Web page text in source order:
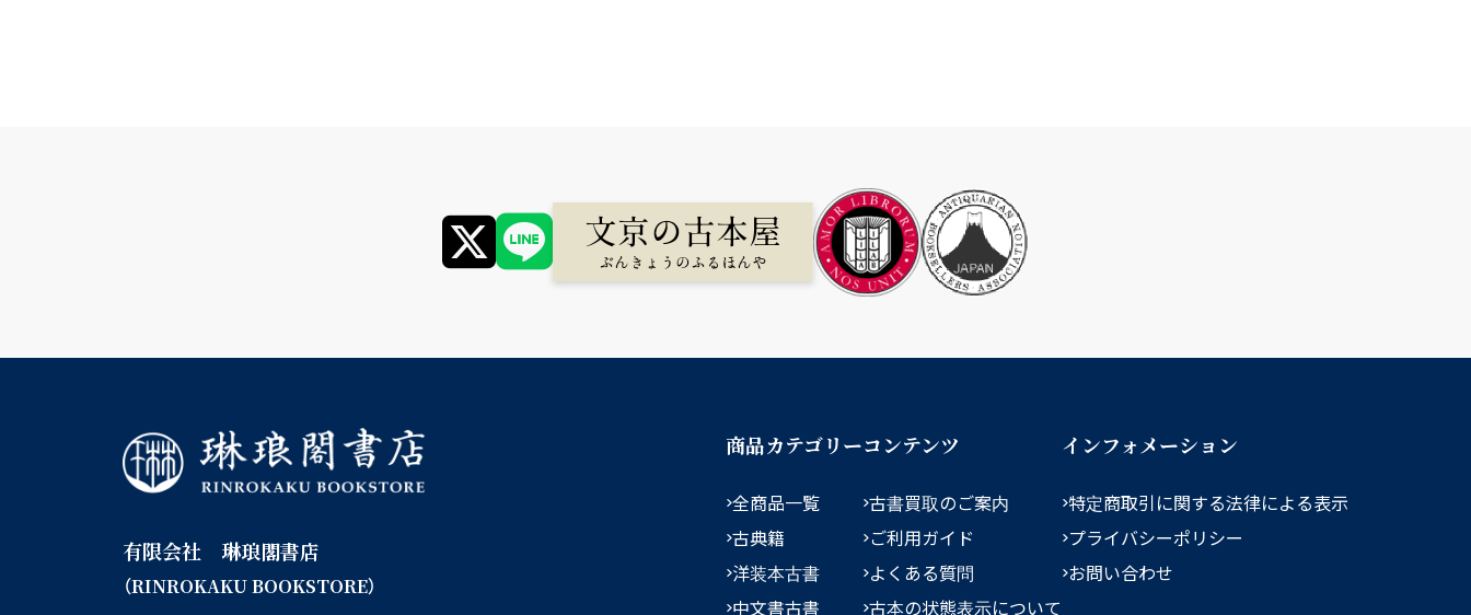
有限会社 琳琅閣書店
（RINROKAKU BOOKSTORE）
商品カテゴリー
全商品一覧
古典籍
洋装本古書
中文書古書
コンテンツ
古書買取のご案内
ご利用ガイド
よくある質問
古本の状態表示について
インフォメーション
特定商取引に関する法律による表示
プライバシーポリシー
お問い合わせ